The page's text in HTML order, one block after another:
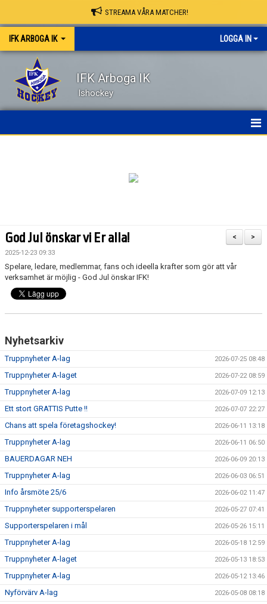
STREAMA VÅRA MATCHER!
IFK ARBOGA IK LOGGA IN
IFK Arboga IK
Ishockey
KALENDER
DOKUMENT
VÅRA LAG
BOKA LOGE OCH MAT
DEN BLÅVITA VÄGEN
BILJETTER
BLI HOCKEYDOMARE
A-LAGETS MATCHER 25/26
SVENSK HOCKEYTV
KLUBBPROFIL
SUPPORTERKLUBBEN
>
<
God Jul önskar vi Er alla!
2025-12-23 09:33
Spelare, ledare, medlemmar, fans och ideella krafter som gör att vår
verksamhet är möjlig - God Jul önskar IFK!
Nyhetsarkiv
Truppnyheter A-lag 2026-07-25 08:48
Truppnyheter A-laget 2026-07-22 08:59
Truppnyheter A-lag 2026-07-09 12:13
Ett stort GRATTIS Putte !! 2026-07-07 22:27
Chans att spela företagshockey! 2026-06-11 13:18
Truppnyheter A-lag 2026-06-11 06:50
BAUERDAGAR NEH 2026-06-09 20:13
Truppnyheter A-lag 2026-06-03 06:51
Info årsmöte 25/6 2026-06-02 11:47
Truppnyheter supporterspelaren 2026-05-27 07:41
Supporterspelaren i mål 2026-05-26 15:11
Truppnyheter A-lag 2026-05-18 12:59
Truppnyheter A-laget 2026-05-13 18:53
Truppnyheter A-lag 2026-05-12 13:46
Nyförvärv A-lag 2026-05-08 08:18